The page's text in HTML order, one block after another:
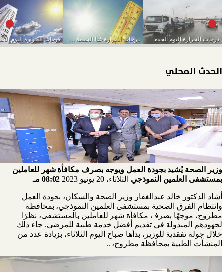
درجات الحرارة اليوم الجمعة 11-3-2022 في المحافظات
الحدث المحلي
وزير الصحة يُشيد بجودة العمل ويوجه بصرف مكافأة شهر للعاملين
بمستشفى العلمين النموذجي الثلاثاء، 20 يونيو 2023 08:02 مـ
أشاد الدكتور خالد عبدالغفار وزير الصحة والسكان، بجودة العمل
وانتظام الفرق الصحية بمستشفى العلمين النموذجي، بمحافظة
مطروح، موجهًا بصرف مكافأة شهر للعاملين بالمستشفى، نظرًا
لجهودهم المبذولة في تقديم أفضل خدمة طبية للمرضى. جاء ذلك
خلال جولة تفقدية للوزير، بدأها صباح اليوم الثلاثاء، بزيادة عدد من
المنشآت الطبية بمحافظة مطروح،...